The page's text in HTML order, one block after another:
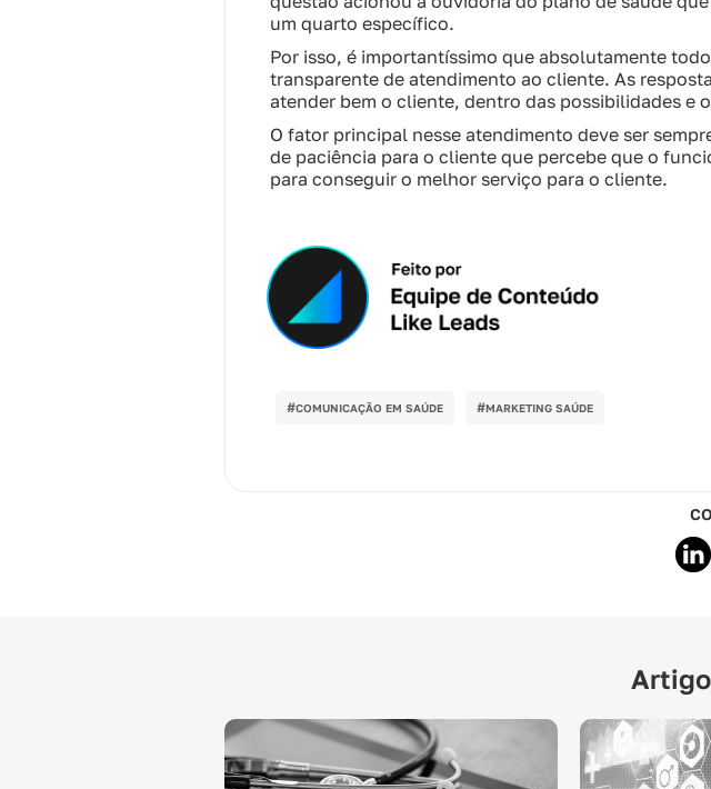
um quarto específico.
Por isso, é importantíssimo que absolutamente
transparente de atendimento ao cliente. As
atender bem o cliente, dentro das possibilidades e
O fator principal nesse atendimento deve ser
de paciência para o cliente que percebe que o
para conseguir o melhor serviço para o cliente.
#COMUNICAÇÃO EM SAÚDE #MARKETING SAÚDE